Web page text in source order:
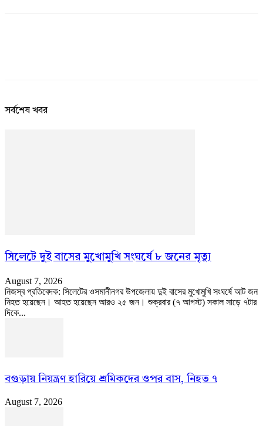
সর্বশেষ খবর
সিলেটে দুই বাসের মুখোমুখি সংঘর্ষে ৮ জনের মৃত্যু
August 7, 2026
নিজস্ব প্রতিবেদক: সিলেটের ওসমানীনগর উপজেলায় দুই বাসের মুখোমুখি সংঘর্ষে আট জন
নিহত হয়েছেন। আহত হয়েছেন আরও ২৫ জন। শুক্রবার (৭ আগস্ট) সকাল সাড়ে ৭টার
দিকে...
বগুড়ায় নিয়ন্ত্রণ হারিয়ে শ্রমিকদের ওপর বাস, নিহত ৭
August 7, 2026